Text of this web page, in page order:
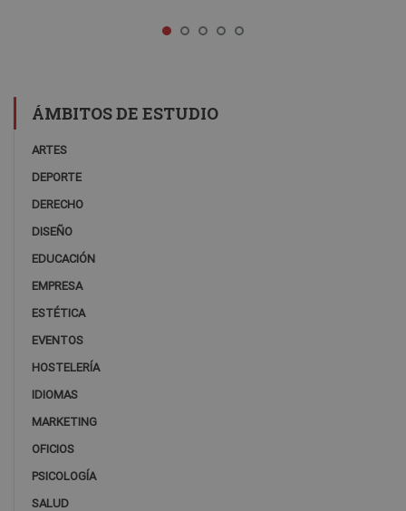
ÁMBITOS DE ESTUDIO
ARTES
DEPORTE
DERECHO
DISEÑO
EDUCACIÓN
EMPRESA
ESTÉTICA
EVENTOS
HOSTELERÍA
IDIOMAS
MARKETING
OFICIOS
PSICOLOGÍA
SALUD